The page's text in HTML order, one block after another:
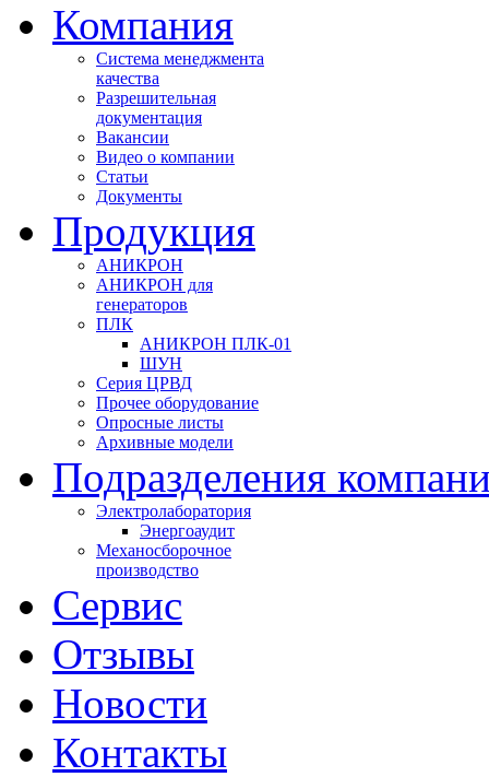
Компания
Система менеджмента
качества
Разрешительная
документация
Вакансии
Видео о компании
Статьи
Документы
Продукция
АНИКРОН
АНИКРОН для
генераторов
ПЛК
АНИКРОН ПЛК-01
ШУН
Серия ЦРВД
Прочее оборудование
Опросные листы
Архивные модели
Подразделения
Электролаборатория
Энергоаудит
Механосборочное
производство
Сервис
Отзывы
Новости
Контакты